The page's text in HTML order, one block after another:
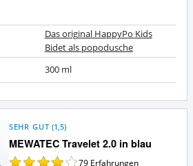
Das original HappyPo Kids
Bidet als popodusche
300 ml
MEWATEC Travelet 2.0 in blau
SEHR GUT (1,5)
79 Erfahrungen